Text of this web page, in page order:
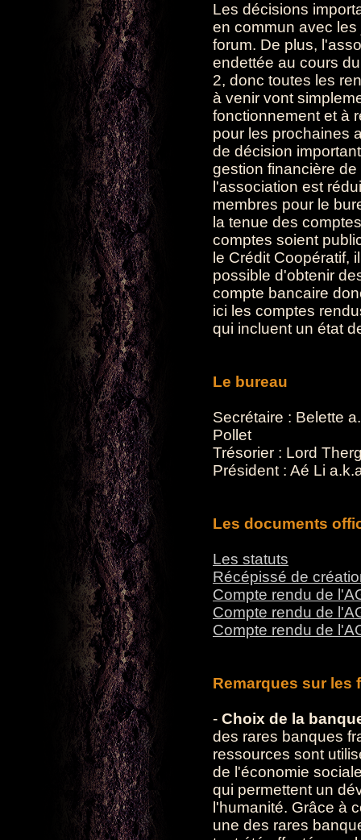
Les décisions
en commun avec
forum. De plus,
endettée au cours
2, donc toutes les
à venir vont
fonctionnement et à
pour les prochaines
de décision
gestion financière
l'association est
membres pour le
la tenue des
comptes soient
le Crédit Coopératif,
possible d'obtenir
compte bancaire
ici les comptes
qui incluent un état
Le bureau
Secrétaire : Belette
Pollet
Trésorier : Lord
Président : Aé Li
Les documents
Les statuts
Récépissé de
Compte rendu de
Compte rendu de
Compte rendu de
Remarques sur les
- Choix de la
des rares banques
ressources sont
de l'économie
qui permettent un
l'humanité. Grâce à
une des rares